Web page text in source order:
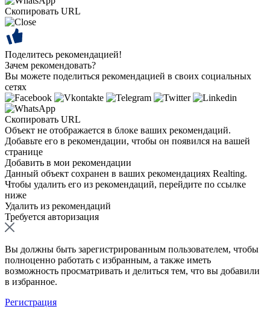
Скопировать URL
Поделитесь рекомендацией!
Зачем рекомендовать?
Вы можете поделиться рекомендацией в своих социальных
сетях
Скопировать URL
Объект не отображается в блоке ваших рекомендаций.
Добавьте его в рекомендации, чтобы он появился на вашей
странице
Добавить в мои рекомендации
Данный объект сохранен в ваших рекомендациях Realting.
Чтобы удалить его из рекомендаций, перейдите по ссылке
ниже
Удалить из рекомендаций
Требуется авторизация
Вы должны быть зарегистрированным пользователем, чтобы
полноценно работать с избранным, а также иметь
возможность просматривать и делиться тем, что вы добавили
в избранное.
Регистрация